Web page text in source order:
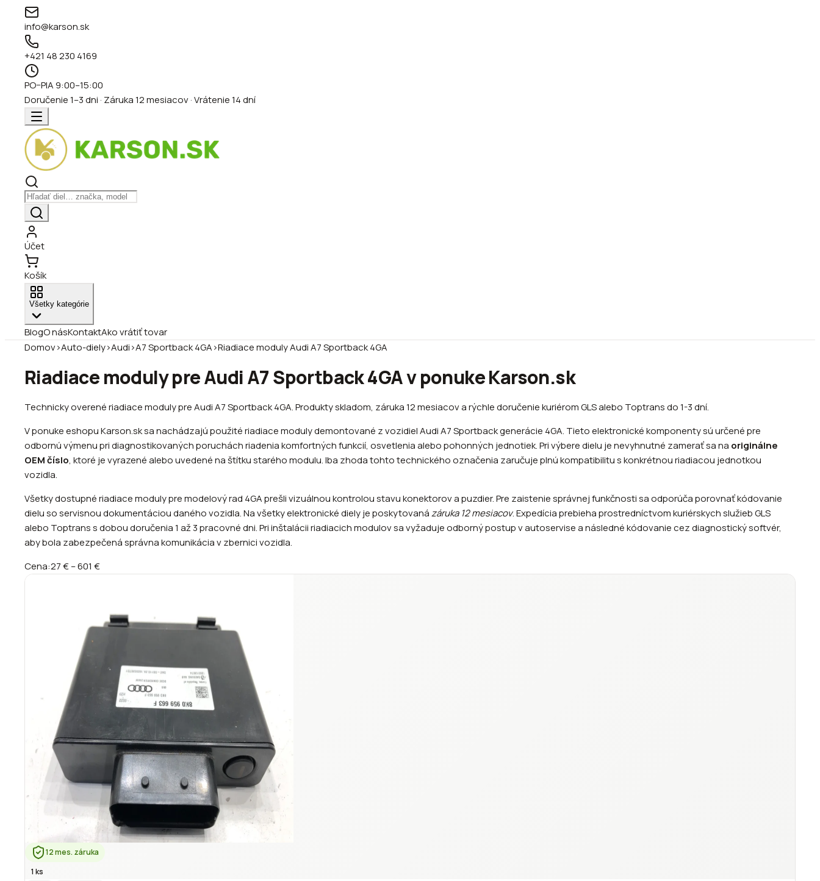
info@karson.sk
+421 48 230 4169
PO–PIA 9:00–15:00
Doručenie 1–3 dni · Záruka 12 mesiacov · Vrátenie 14 dní
Účet
Košík
Všetky kategórie
BlogO násKontaktAko vrátiť tovar
Domov›Auto-diely›Audi›A7 Sportback 4GA›Riadiace moduly Audi A7 Sportback 4GA
Riadiace moduly pre Audi A7 Sportback 4GA v ponuke Karson.sk
Technicky overené riadiace moduly pre Audi A7 Sportback 4GA. Produkty skladom, záruka 12 mesiacov a rýchle doručenie kuriérom GLS alebo Toptrans do 1-3 dní.
V ponuke eshopu Karson.sk sa nachádzajú použité riadiace moduly demontované z vozidiel Audi A7 Sportback generácie 4GA. Tieto elektronické komponenty sú určené pre
odbornú výmenu pri diagnostikovaných poruchách riadenia komfortných funkcií, osvetlenia alebo pohonných jednotiek. Pri výbere dielu je nevyhnutné zamerať sa na originálne
OEM číslo, ktoré je vyrazené alebo uvedené na štítku starého modulu. Iba zhoda tohto technického označenia zaručuje plnú kompatibilitu s konkrétnou riadiacou jednotkou
vozidla.
Všetky dostupné riadiace moduly pre modelový rad 4GA prešli vizuálnou kontrolou stavu konektorov a puzdier. Pre zaistenie správnej funkčnosti sa odporúča porovnať kódovanie
dielu so servisnou dokumentáciou daného vozidla. Na všetky elektronické diely je poskytovanázáruka 12 mesiacov. Expedícia prebieha prostredníctvom kuriérskych služieb GLS
alebo Toptrans s dobou doručenia 1 až 3 pracovné dni. Pri inštalácii riadiacich modulov sa vyžaduje odborný postup v autoservise a následné kódovanie cez diagnostický softvér,
aby bola zabezpečená správna komunikácia v zbernici vozidla.
Cena:27 €–601 €
12 mes. záruka
1 ks